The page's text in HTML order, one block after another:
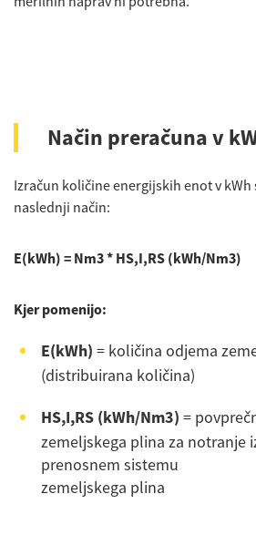
Način preračuna v
Izračun količine energijskih enot v kWh
naslednji način:
E(kWh) = Nm3 * HS,I,RS (kWh/Nm3)
Kjer pomenijo:
E(kWh) = količina odjema
(distribuirana količina)
HS,I,RS (kWh/Nm3) =
zemeljskega plina za notranje
prenosnem sistemu
zemeljskega plina